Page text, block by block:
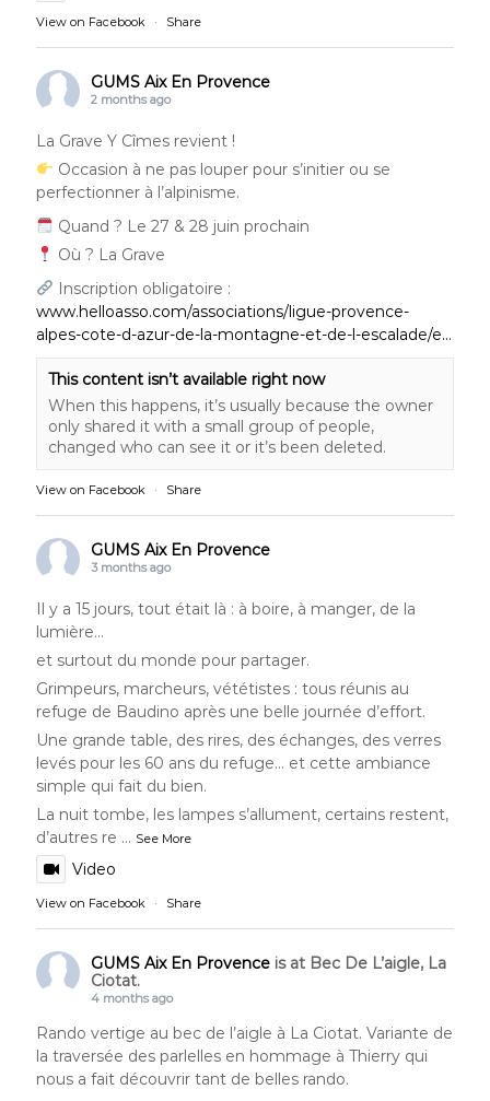
View on Facebook · Share
GUMS Aix En Provence
2 months ago
La Grave Y Cîmes revient !
Occasion à ne pas louper pour s’initier ou se
perfectionner à l’alpinisme.
Quand ? Le 27 & 28 juin prochain
Où ? La Grave
Inscription obligatoire :
www.helloasso.com/associations/ligue-provence-
alpes-cote-d-azur-de-la-montagne-et-de-l-escalade/e…
This content isn’t available right now
When this happens, it’s usually because the owner
only shared it with a small group of people,
changed who can see it or it’s been deleted.
View on Facebook · Share
GUMS Aix En Provence
3 months ago
Il y a 15 jours, tout était là : à boire, à manger, de la
lumière…
et surtout du monde pour partager.
Grimpeurs, marcheurs, vététistes : tous réunis au
refuge de Baudino après une belle journée d’effort.
Une grande table, des rires, des échanges, des verres
levés pour les 60 ans du refuge… et cette ambiance
simple qui fait du bien.
La nuit tombe, les lampes s’allument, certains restent,
d’autres re … See More
Video
View on Facebook · Share
GUMS Aix En Provence is at Bec De L’aigle, La
Ciotat.
4 months ago
Rando vertige au bec de l’aigle à La Ciotat. Variante de
la traversée des parlelles en hommage à Thierry qui
nous a fait découvrir tant de belles rando.